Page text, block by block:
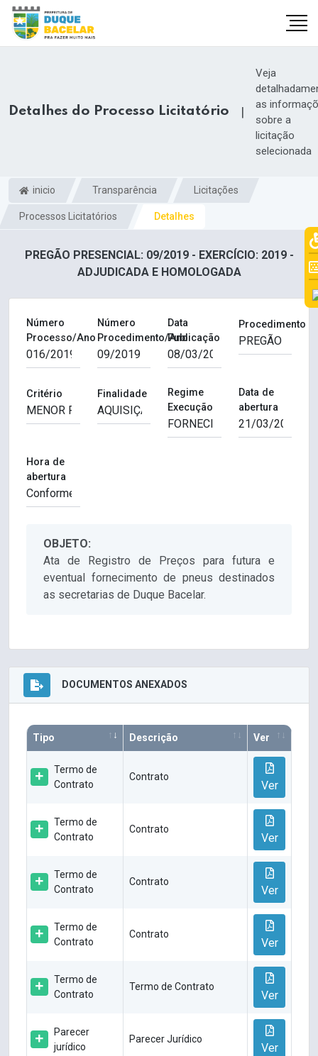
Detalhes do Processo Licitatório |
Veja
as
sobre a
licitação
selecionada
inicio Transparência Licitações
Processos Licitatórios Detalhes
PREGÃO PRESENCIAL: 09/2019 - EXERCÍCIO: 2019 -
ADJUDICADA E HOMOLOGADA
Número
Processo/Ano
Número
Procedimento/Ano
Data
Publicação
Procedimento
Critério Finalidade
Regime
Execução
Data de
abertura
Hora de
abertura
OBJETO:
Ata de Registro de Preços para futura e
eventual fornecimento de pneus destinados
as secretarias de Duque Bacelar.
DOCUMENTOS ANEXADOS
Tipo Descrição Ver
Termo de
Contrato
Contrato
Ver
Termo de
Contrato
Contrato
Ver
Termo de
Contrato
Contrato
Ver
Termo de
Contrato
Contrato
Ver
Termo de
Contrato
Termo de Contrato
Ver
Parecer
jurídico
Parecer Jurídico
Ver